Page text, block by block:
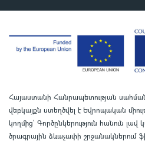
Հայաստանի Հանրապետության
վեբկայքն ստեղծվել է Եվրոպական
կողմից՝ Գործընկերություն հանուն
ծրագրային ձևաչափի շրջանակներում